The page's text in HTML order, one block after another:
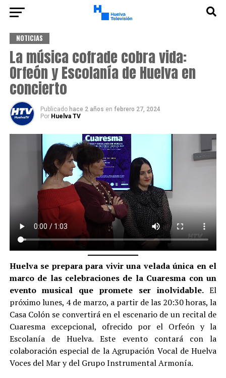
NOTICIAS
La música cofrade cobra vida:
Orfeón y Escolanía de Huelva en
concierto
Publicado hace 2 años en febrero 27, 2024
Por Huelva TV
Huelva se prepara para vivir una velada única en el
marco de las celebraciones de la Cuaresma con un
evento musical que promete ser inolvidable.El
próximo lunes, 4 de marzo, a partir de las 20:30 horas, la
Casa Colón se convertirá en el escenario de un recital de
Cuaresma excepcional, ofrecido por el Orfeón y la
Escolanía de Huelva. Este evento contará con la
colaboración especial de la Agrupación Vocal de Huelva
Voces del Mar y del Grupo Instrumental Armonía.